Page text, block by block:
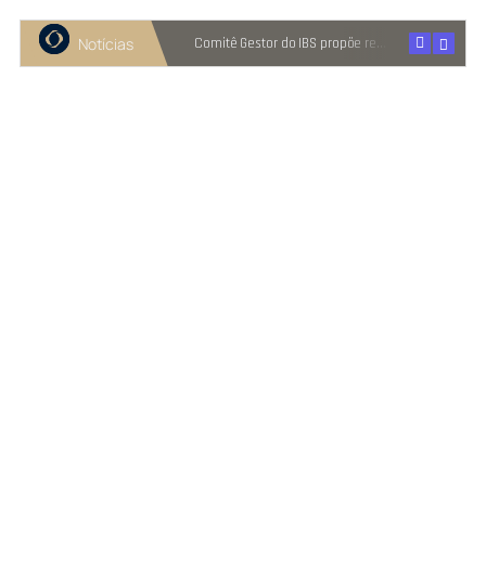
Notícias
Recuperação judicial cresce entre micro e pequenas empresas Comitê Gestor do IBS propõe reter metade de 2027